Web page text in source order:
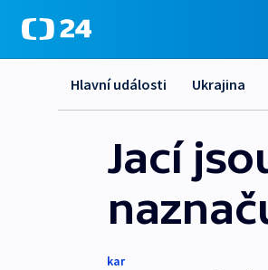
Hlavní události Ukrajina
Jací
kar